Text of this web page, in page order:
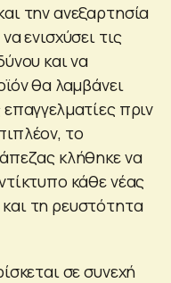
την ανεξαρτησία
ενισχύσει τις
και να
θα λαμβάνει
πριν
το
κλήθηκε να
κάθε νέας
τη ρευστότητα
σε συνεχή